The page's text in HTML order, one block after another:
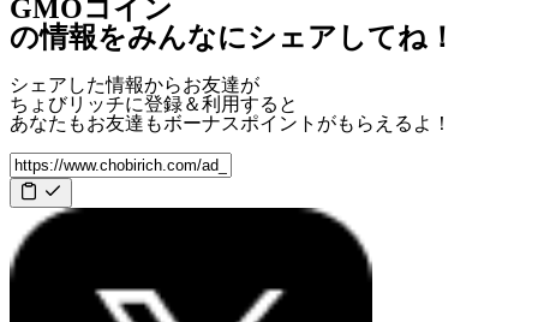
GMOコイン
の情報をみんなにシェアしてね！
シェアした情報からお友達が
ちょびリッチに登録＆利用すると
あなたもお友達もボーナスポイント がもらえるよ！